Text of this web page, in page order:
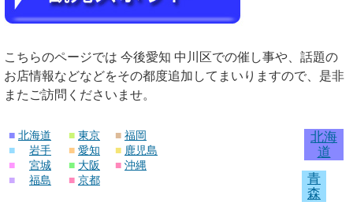
こちらのページでは 今後愛知 中川区での催し事や、話題の
お店情報などなどをその都度追加してまいりますので、是非
またご訪問くださいませ。
■ 北海道
■
岩手
■
宮城
■
福島
■ 東京
■ 愛知
■ 大阪
■ 京都
■ 福岡
■ 鹿児島
■ 沖縄
北海
道
青
森